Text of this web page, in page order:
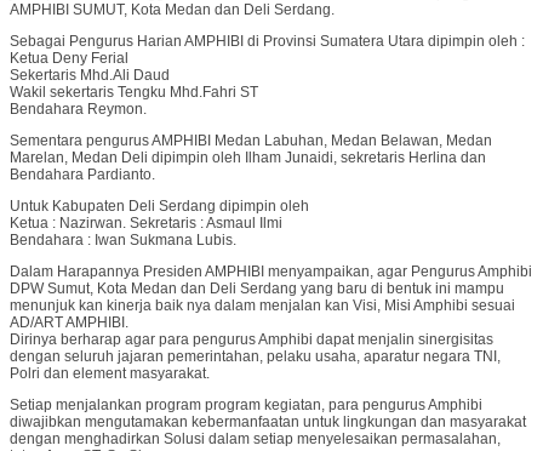
AMPHIBI SUMUT, Kota Medan dan Deli Serdang.
Sebagai Pengurus Harian AMPHIBI di Provinsi Sumatera Utara dipimpin oleh :
Ketua Deny Ferial
Sekertaris Mhd.Ali Daud
Wakil sekertaris Tengku Mhd.Fahri ST
Bendahara Reymon.
Sementara pengurus AMPHIBI Medan Labuhan, Medan Belawan, Medan
Marelan, Medan Deli dipimpin oleh Ilham Junaidi, sekretaris Herlina dan
Bendahara Pardianto.
Untuk Kabupaten Deli Serdang dipimpin oleh
Ketua : Nazirwan. Sekretaris : Asmaul Ilmi
Bendahara : Iwan Sukmana Lubis.
Dalam Harapannya Presiden AMPHIBI menyampaikan, agar Pengurus Amphibi
DPW Sumut, Kota Medan dan Deli Serdang yang baru di bentuk ini mampu
menunjuk kan kinerja baik nya dalam menjalan kan Visi, Misi Amphibi sesuai
AD/ART AMPHIBI.
Dirinya berharap agar para pengurus Amphibi dapat menjalin sinergisitas
dengan seluruh jajaran pemerintahan, pelaku usaha, aparatur negara TNI,
Polri dan element masyarakat.
Setiap menjalankan program program kegiatan, para pengurus Amphibi
diwajibkan mengutamakan kebermanfaatan untuk lingkungan dan masyarakat
dengan menghadirkan Solusi dalam setiap menyelesaikan permasalahan,